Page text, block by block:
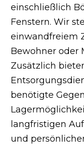
einschließlich
Fenstern. Wir
einwandfreiem
Bewohner oder
Zusätzlich
benötigte
langfristigen
und